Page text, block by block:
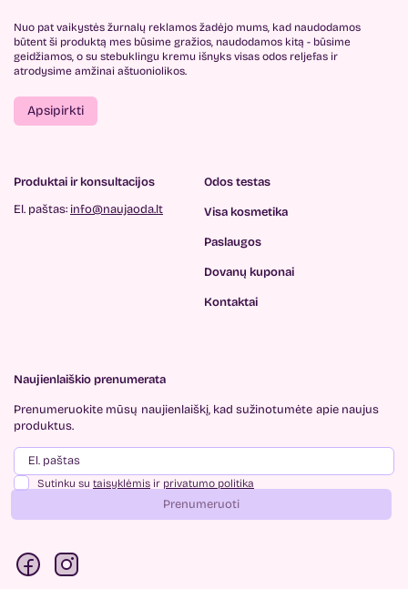
Nuo pat vaikystės žurnalų reklamos žadėjo mums, kad naudodamos
būtent ši produktą mes būsime gražios, naudodamos kitą - būsime
geidžiamos, o su stebuklingu kremu išnyks visas odos reljefas ir
atrodysime amžinai aštuoniolikos.
Apsipirkti
Produktai ir konsultacijos
El. paštas: info@naujaoda.lt
Odos testas
Visa kosmetika
Paslaugos
Dovanų kuponai
Kontaktai
Naujienlaiškio prenumerata
Prenumeruokite mūsų naujienlaiškį, kad sužinotumėte apie naujus
produktus.
Sutinku su taisyklėmis ir privatumo politika
Prenumeruoti